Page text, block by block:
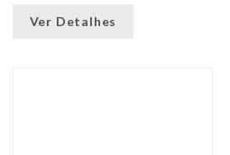
Ver Detalhes